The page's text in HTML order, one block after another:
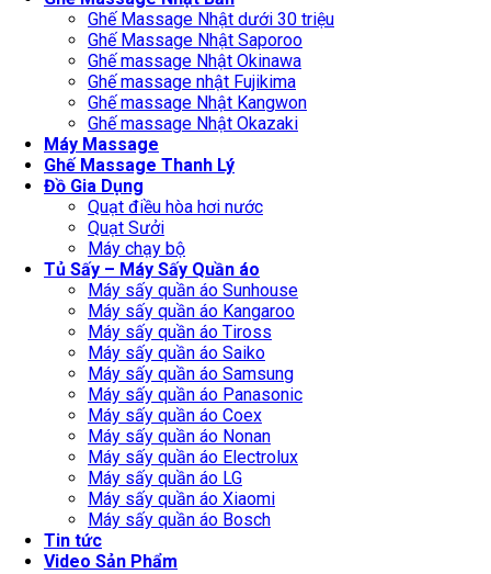
Ghế Massage Nhật dưới 30 triệu
Ghế Massage Nhật Saporoo
Ghế massage Nhật Okinawa
Ghế massage nhật Fujikima
Ghế massage Nhật Kangwon
Ghế massage Nhật Okazaki
Máy Massage
Ghế Massage Thanh Lý
Đồ Gia Dụng
Quạt điều hòa hơi nước
Quạt Sưởi
Máy chạy bộ
Tủ Sấy – Máy Sấy Quần áo
Máy sấy quần áo Sunhouse
Máy sấy quần áo Kangaroo
Máy sấy quần áo Tiross
Máy sấy quần áo Saiko
Máy sấy quần áo Samsung
Máy sấy quần áo Panasonic
Máy sấy quần áo Coex
Máy sấy quần áo Nonan
Máy sấy quần áo Electrolux
Máy sấy quần áo LG
Máy sấy quần áo Xiaomi
Máy sấy quần áo Bosch
Tin tức
Video Sản Phẩm